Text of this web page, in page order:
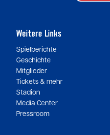
Weitere Links
Spielberichte
Geschichte
Mitglieder
Tickets & mehr
Stadion
Media Center
Pressroom